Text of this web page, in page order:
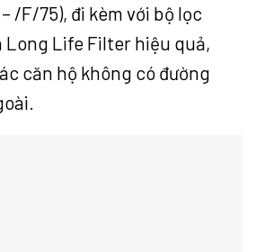
/F/75), đi kèm với bộ lọc
Life Filter hiệu quả,
căn hộ không có đường